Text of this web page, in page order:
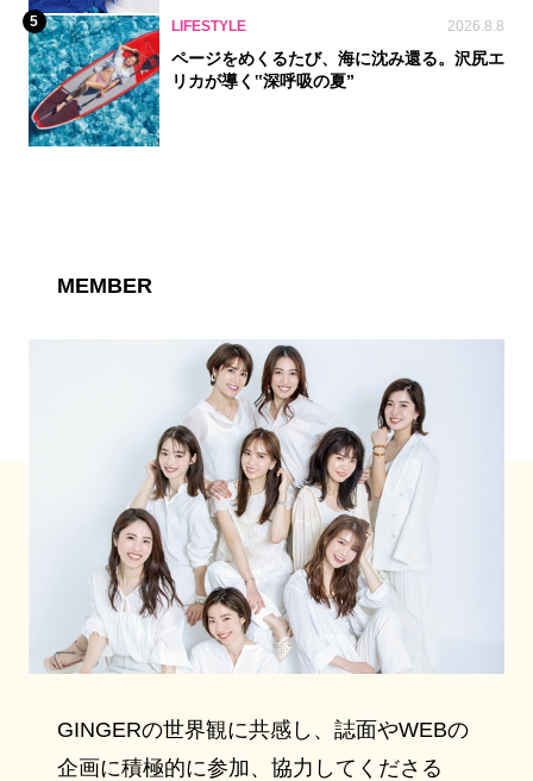
5 LIFESTYLE 2026.8.8
ページをめくるたび、海に沈み還る。沢尻エ
リカが導く‟深呼吸の夏”
MEMBER
GINGERの世界観に共感し、誌面やWEBの
企画に積極的に参加、協力してくださる